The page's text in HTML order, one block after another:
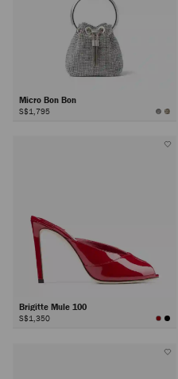
Micro Bon Bon
S$1,795
Brigitte Mule 100
S$1,350